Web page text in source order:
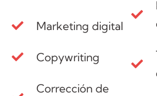
Marketing digital
Copywriting
Corrección de